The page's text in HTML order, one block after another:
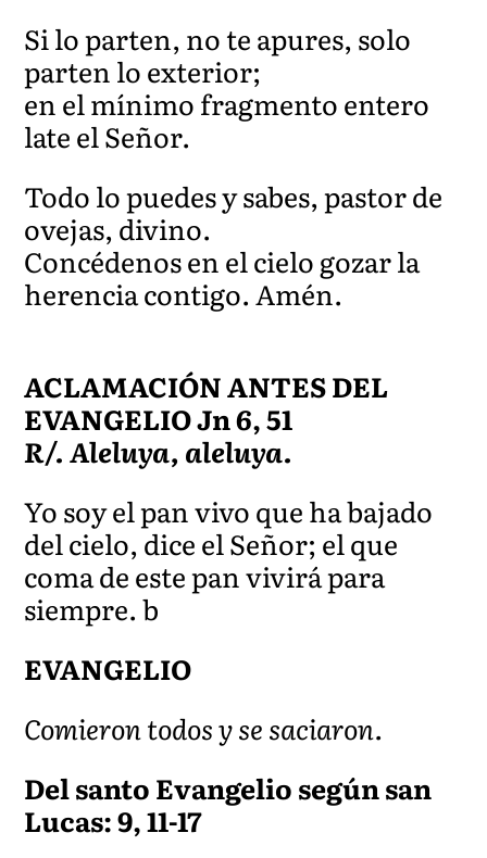
Si lo parten, no te apures, solo
parten lo exterior;
en el mínimo fragmento entero
late el Señor.
Todo lo puedes y sabes, pastor de
ovejas, divino.
Concédenos en el cielo gozar la
herencia contigo. Amén.
ACLAMACIÓN ANTES DEL
EVANGELIO Jn 6, 51
R/. Aleluya, aleluya.
Yo soy el pan vivo que ha bajado
del cielo, dice el Señor; el que
coma de este pan vivirá para
siempre. b
EVANGELIO
Comieron todos y se saciaron.
Del santo Evangelio según san
Lucas: 9, 11-17